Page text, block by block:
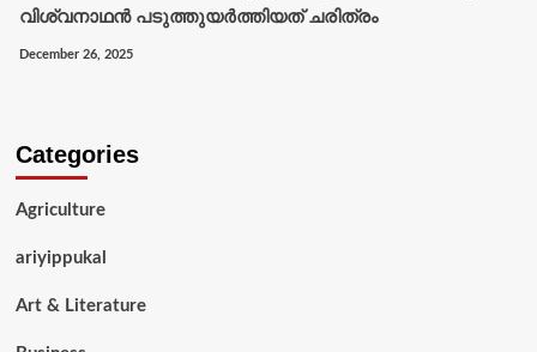
വിശ്വനാഥൻ പടുത്തുയർത്തിയത് ചരിത്രം
December 26, 2025
Categories
Agriculture
ariyippukal
Art & Literature